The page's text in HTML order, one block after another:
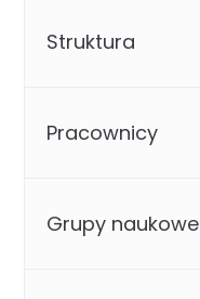
Struktura
Pracownicy
Grupy naukowe